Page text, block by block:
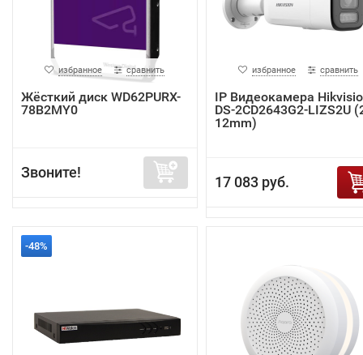
избранное сравнить
Жёсткий диск WD62PURX-
78B2MY0
Звоните!
избранное сравнить
IP Видеокамера
DS-2CD2643G2-LIZS2U
12mm)
17 083 руб.
-48%